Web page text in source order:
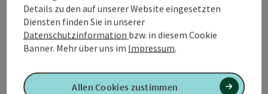
von Zelten.
Link zur Stellplatzordnung
Nutzerinnen und Nutzer haben verschiedene
Möglichkeiten die Stellplatzgebühr zu entrichten:
Sie können die Stellplatzgebühr bezahlen
vor Ort am Parkscheinautomaten; entweder
Münz- oder Kartenzahlung
Details zu den auf unserer Website eingesetzten
Diensten finden Sie in unserer
Datenschutzinformation bzw. in diesem Cookie
Banner. Mehr über uns im Impressum.
Allen Cookies zustimmen